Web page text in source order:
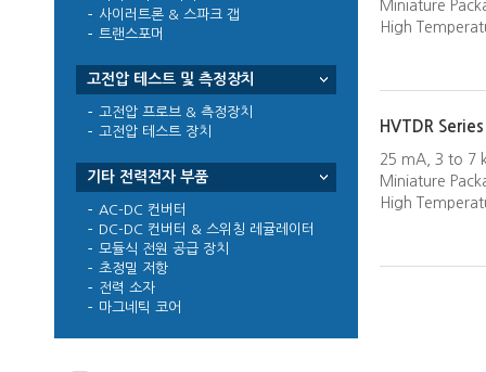
사이러트론 & 스파크 갭
트랜스포머
고전압 테스트 및 측정장치
고전압 프로브 & 측정장치
고전압 테스트 장치
기타 전력전자 부품
AC-DC 컨버터
DC-DC 컨버터 & 스위칭 레귤레이터
모듈식 전원 공급 장치
초정밀 저항
전력 소자
마그네틱 코어
Miniature
High
HVTDR
25 mA, 3 to 7
Miniature
High